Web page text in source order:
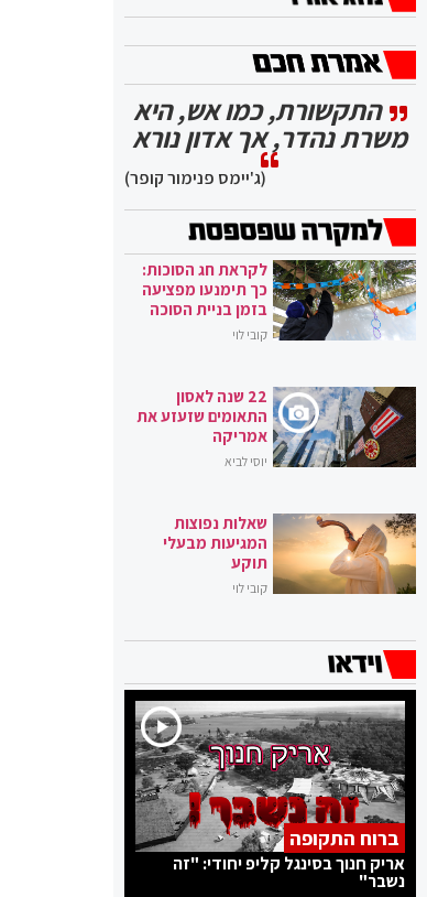
התקשורת, כמו אש, היא
משרת נהדר, אך אדון נורא
(ג'יימס פנימור קופר)
לקראת חג הסוכות:
כך תימנעו מפציעה
בזמן בניית הסוכה
קובי לוי
22 שנה לאסון
התאומים שזעזע את
אמריקה
יוסי לביא
שאלות נפוצות
המגיעות מבעלי
תוקע
קובי לוי
ברוח התקופה
אריק חנוך בסינגל קליפ יחודי: "זה
נשבר"